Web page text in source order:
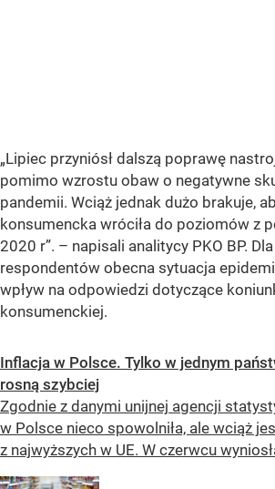
„Lipiec przyniósł dalszą poprawę
pomimo wzrostu obaw o negatywne
pandemii. Wciąż jednak dużo brakuje,
konsumencka wróciła do poziomów z
2020 r”. – napisali analitycy PKO BP.
respondentów obecna sytuacja
wpływ na odpowiedzi dotyczące
konsumenckiej.
Inflacja w Polsce. Tylko w jednym
rosną szybciej
Zgodnie z danymi unijnej agencji
w Polsce nieco spowolniła, ale wciąż
z najwyższych w UE. W czerwcu